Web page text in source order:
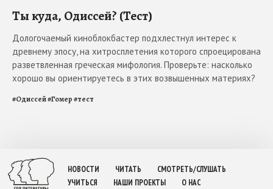
Ты куда, Одиссей? (Тест)
Дологочаемый киноблокбастер подхлестнул интерес к
древнему эпосу, на хитросплетения которого спроецирована
разветвленная греческая мифология. Проверьте: насколько
хорошо вы ориентируетесь в этих возвышенных материях?
#Одиссей#Гомер#тест
НОВОСТИ ЧИТАТЬ
СМОТРЕТЬ/СЛУШАТЬ
УЧИТЬСЯ
НАШИ ПРОЕКТЫ О НАС